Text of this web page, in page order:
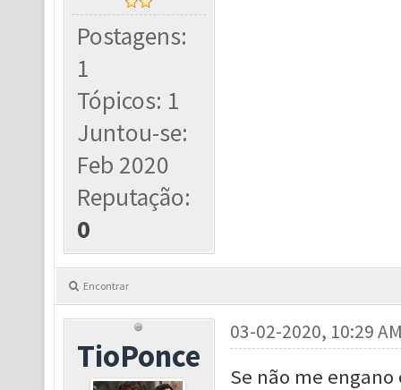
Postagens:
1
Tópicos: 1
Juntou-se:
Feb 2020
Reputação:
0
Encontrar
TioPonce
03-02-2020, 10:29
Se não me